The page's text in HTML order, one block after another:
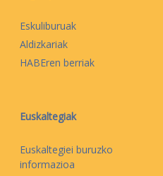
Eskuliburuak
Aldizkariak
HABEren berriak
Euskaltegiak
Euskaltegiei buruzko
informazioa